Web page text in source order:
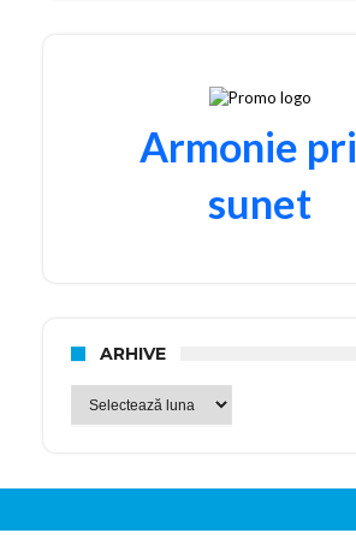
Armonie
sunet
ARHIVE